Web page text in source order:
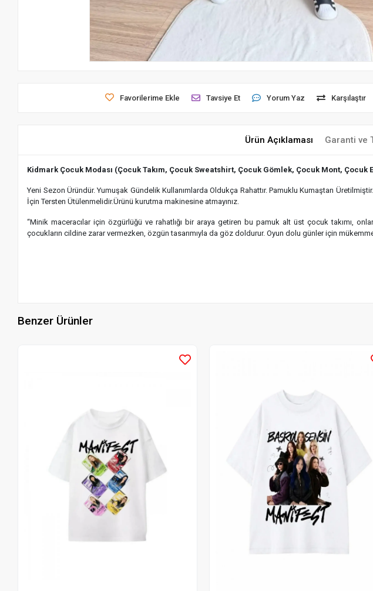
Favorilerime Ekle Tavsiye Et Yorum Yaz Karşılaştır
Ürün Açıklaması Garanti ve
Kidmark Çocuk Modası (Çocuk Takım, Çocuk Sweatshirt, Çocuk Gömlek, Çocuk Mont, Çocuk
Yeni Sezon Üründür. Yumuşak Gündelik Kullanımlarda Oldukça Rahattır. Pamuklu Kumaştan
İçin Tersten Ütülenmelidir.Ürünü kurutma makinesine atmayınız.
“Minik maceracılar için özgürlüğü ve rahatlığı bir araya getiren bu pamuk alt üst çocuk takımı,
çocukların cildine zarar vermezken, özgün tasarımıyla da göz doldurur. Oyun dolu günler için
Benzer Ürünler